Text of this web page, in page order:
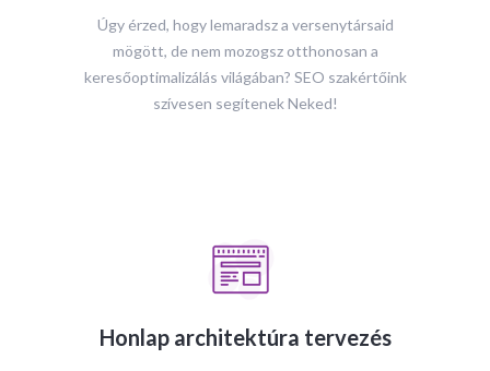
Úgy érzed, hogy lemaradsz a versenytársaid
mögött, de nem mozogsz otthonosan a
keresőoptimalizálás világában? SEO szakértőink
szívesen segítenek Neked!
Honlap architektúra tervezés